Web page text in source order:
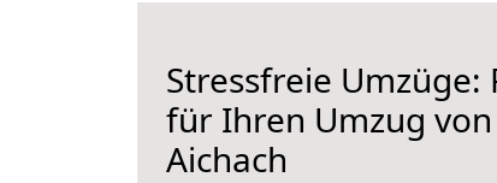
Stressfreie
für Ihren Umzug
Aichach